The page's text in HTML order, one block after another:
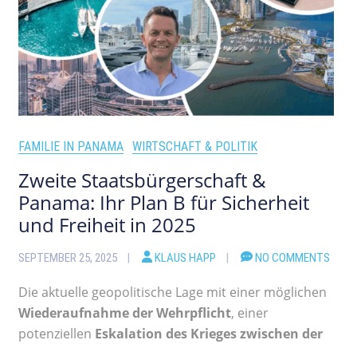
FAMILIE IN PANAMA WIRTSCHAFT & POLITIK
Zweite Staatsbürgerschaft &
Panama: Ihr Plan B für Sicherheit
und Freiheit in 2025
SEPTEMBER 25, 2025 KLAUS HAPP NO COMMENTS
Die aktuelle geopolitische Lage mit einer möglichen
Wiederaufnahme der Wehrpflicht, einer
potenziellen Eskalation des Krieges zwischen der